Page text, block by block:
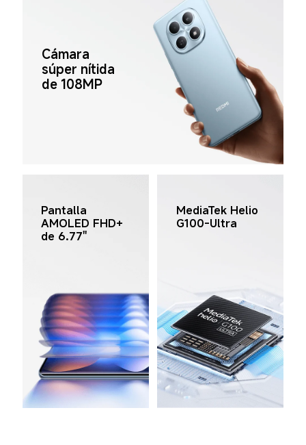
Cámara
súper nítida
de 108MP
Pantalla
AMOLED FHD+
de 6.77''
MediaTek Helio
G100-Ultra